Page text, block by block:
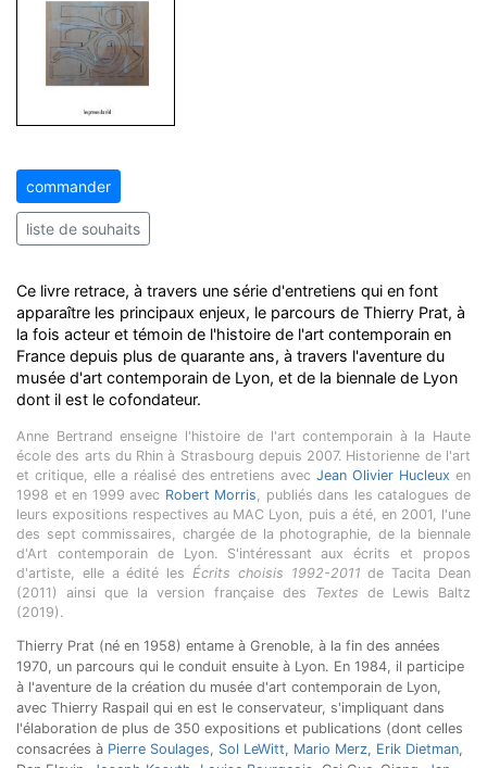
commander
liste de souhaits
Ce livre retrace, à travers une série d'entretiens qui en font
apparaître les principaux enjeux, le parcours de Thierry Prat, à
la fois acteur et témoin de l'histoire de l'art contemporain en
France depuis plus de quarante ans, à travers l'aventure du
musée d'art contemporain de Lyon, et de la biennale de Lyon
dont il est le cofondateur.
Anne Bertrand enseigne l'histoire de l'art contemporain à la Haute
école des arts du Rhin à Strasbourg depuis 2007. Historienne de l'art
et critique, elle a réalisé des entretiens avecJean Olivier Hucleux en
1998 et en 1999 avec Robert Morris, publiés dans les catalogues de
leurs expositions respectives au MAC Lyon, puis a été, en 2001, l'une
des sept commissaires, chargée de la photographie, de la biennale
d'Art contemporain de Lyon. S'intéressant aux écrits et propos
d'artiste, elle a édité les Écrits choisis 1992-2011 de Tacita Dean
(2011) ainsi que la version française des Textes de Lewis Baltz
(2019).
Thierry Prat (né en 1958) entame à Grenoble, à la fin des années
1970, un parcours qui le conduit ensuite à Lyon. En 1984, il participe
à l'aventure de la création du musée d'art contemporain de Lyon,
avec Thierry Raspail qui en est le conservateur, s'impliquant dans
l'élaboration de plus de 350 expositions et publications (dont celles
consacrées à Pierre Soulages, Sol LeWitt, Mario Merz, Erik Dietman,